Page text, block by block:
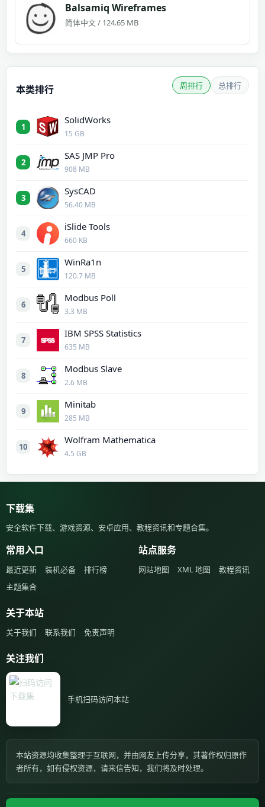
Balsamiq Wireframes
简体中文 / 124.65 MB
本类排行 周排行 总排行
1
SolidWorks
15 GB
2
SAS JMP Pro
908 MB
3
SysCAD
56.40 MB
4
iSlide Tools
660 KB
5
WinRa1n
120.7 MB
6
Modbus Poll
3.3 MB
7
IBM SPSS Statistics
635 MB
8
Modbus Slave
2.6 MB
9
Minitab
285 MB
10
Wolfram Mathematica
4.5 GB
下载集
安全软件下载、游戏资源、安卓应用、教程资讯和专题合集。
常用入口
最近更新 装机必备
排行榜
主题集合
站点服务
网站地图 XML 地图 教程资讯
关于本站
关于我们 联系我们 免责声明
关注我们
手机扫码访问本站
本站资源均收集整理于互联网，并由网友上传分享，其著作权归原作
者所有，如有侵权资源，请来信告知，我们将及时处理。